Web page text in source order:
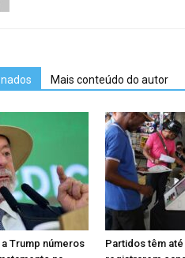
Mais conteúdo do autor
Trump números
Partidos têm